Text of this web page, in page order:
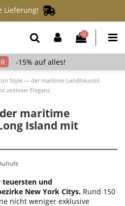
Lieferung!
0
-15% auf alles!
Style — der maritime Landhausstil
zeitloser Eleganz
maritime
Island mit
teuersten und
New York Citys. Rund 150
nicht weniger exklusive